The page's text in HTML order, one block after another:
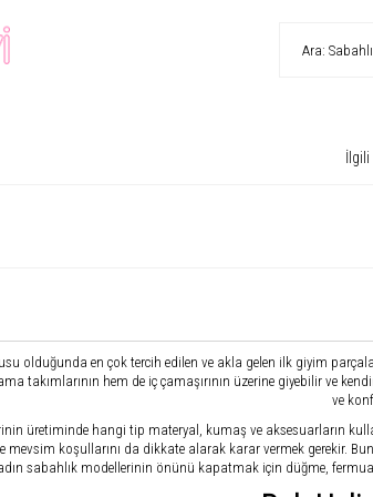
İlgili
olduğunda en çok tercih edilen ve akla gelen ilk giyim
takımlarının hem de iç çamaşırının üzerine giyebilir ve
ve
üretiminde hangi tip materyal, kumaş ve aksesuarların
mevsim koşullarını da dikkate alarak karar vermek gerekir.
sabahlık modellerinin önünü kapatmak için düğme,